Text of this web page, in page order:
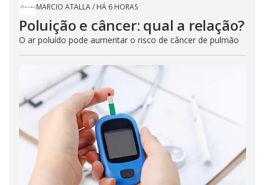
MARCIO ATALLA/ HÁ 6 HORAS
Poluição e câncer: qual a relação?
O ar poluído pode aumentar o risco de câncer de pulmão